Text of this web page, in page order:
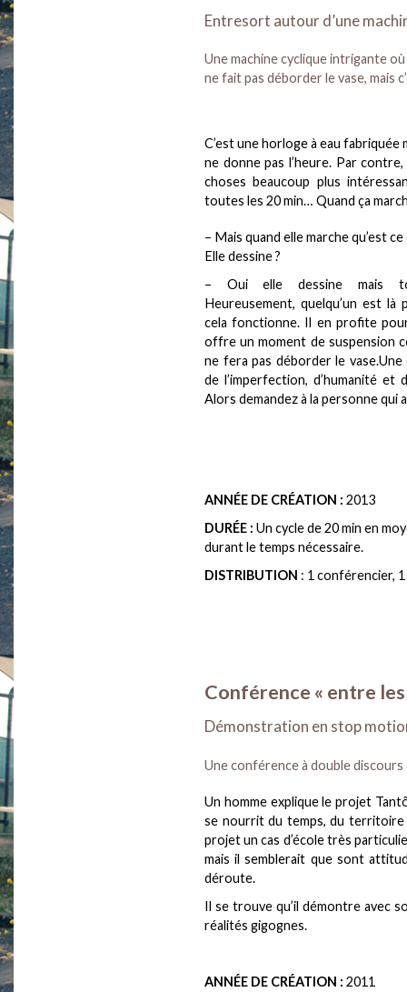
Entresort autour d’une
Une machine cyclique intrigante où
ne fait pas déborder le vase, mais
C’est une horloge à eau fabriquée
ne donne pas l’heure. Par
choses beaucoup plus
toutes les 20 min… Quand ça
– Mais quand elle marche qu’est ce
Elle dessine ?
– Oui elle dessine mais
Heureusement, quelqu’un est là
cela fonctionne. Il en profite
offre un moment de suspension
ne fera pas déborder le
de l’imperfection, d’humanité
Alors demandez à la personne qui
ANNÉE DE CRÉATION : 2013
DURÉE : Un cycle de 20 min en
durant le temps nécessaire.
DISTRIBUTION : 1 conférencier, 1
Conférence « entre les
Démonstration en stop
Une conférence à double
Un homme explique le projet
se nourrit du temps, du territoire
projet un cas d’école très
mais il semblerait que sont
déroute.
Il se trouve qu’il démontre avec
réalités gigognes.
ANNÉE DE CRÉATION : 2011